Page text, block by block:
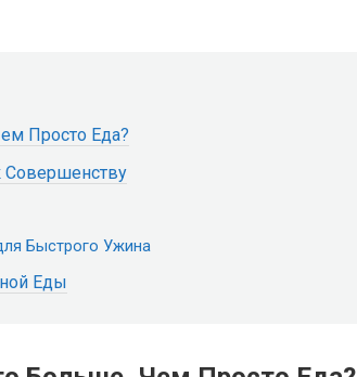
Просто Еда?
Совершенству
Быстрого Ужина
Еды